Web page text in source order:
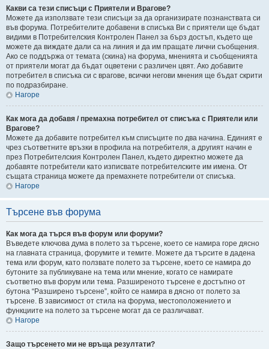
Какви са тези списъци с Приятели и Врагове?
Можете да използвате тези списъци за да организирате познанствата си
във форума. Потребителите добавени в списъка Ви с приятели ще бъдат
видими в Потребителския Контролен Панел за бърз достъп, където ще
можете да виждате дали са на линия и да им пращате лични съобщения.
Ако се поддържа от темата (скина) на форума, мненията и съобщенията
от приятели могат да бъдат оцветени с различен цвят. Ако добавите
потребител в списъка си с врагове, всички негови мнения ще бъдат скрити
по подразбиране.
Нагоре
Как мога да добавя / премахна потребител от списъка с Приятели или
Врагове?
Можете да добавите потребител към списъците по два начина. Единият е
чрез съответните връзки в профила на потребителя, а другият начин е
през Потребителския Контролен Панел, където директно можете да
добавяте потребители като изписвате потребителските им имена. От
същата страница можете да премахнете потребители от списъка.
Нагоре
Търсене във форума
Как мога да търся във форум или форуми?
Въведете ключова дума в полето за търсене, което се намира горе дясно
на главната страница, форумите и темите. Можете да търсите в дадена
тема или форум, като ползвате полето за търсене, което се намира до
бутоните за публикуване на тема или мнение, когато се намирате
съответно във форум или тема. Разширеното търсене е достъпно от
бутона “Разширено търсене”, който се намира в дясно от полето за
търсене. В зависимост от стила на форума, местоположението и
функциите на полето за търсене могат да се различават.
Нагоре
Защо търсенето ми не връща резултати?